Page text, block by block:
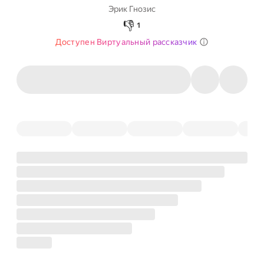
Эрик Гнозис
👎 1
Доступен Виртуальный рассказчик